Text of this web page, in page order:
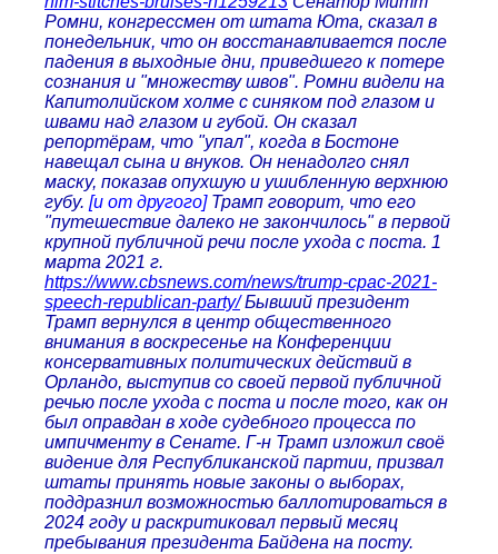
Ромни, конгрессмен от штата Юта, сказал в
понедельник, что он восстанавливается после
падения в выходные дни, приведшего к потере
сознания и "множеству швов". Ромни видели на
Капитолийском холме с синяком под глазом и
швами над глазом и губой. Он сказал
репортёрам, что "упал", когда в Бостоне
навещал сына и внуков. Он ненадолго снял
маску, показав опухшую и ушибленную верхнюю
губу. [и от другого] Трамп говорит, что его
"путешествие далеко не закончилось" в первой
крупной публичной речи после ухода с поста. 1
марта 2021 г.
https://www.cbsnews.com/news/trump-cpac-2021-
speech-republican-party/Бывший президент
Трамп вернулся в центр общественного
внимания в воскресенье на Конференции
консервативных политических действий в
Орландо, выступив со своей первой публичной
речью после ухода с поста и после того, как он
был оправдан в ходе судебного процесса по
импичменту в Сенате. Г-н Трамп изложил своё
видение для Республиканской партии, призвал
штаты принять новые законы о выборах,
поддразнил возможностью баллотироваться в
2024 году и раскритиковал первый месяц
пребывания президента Байдена на посту.